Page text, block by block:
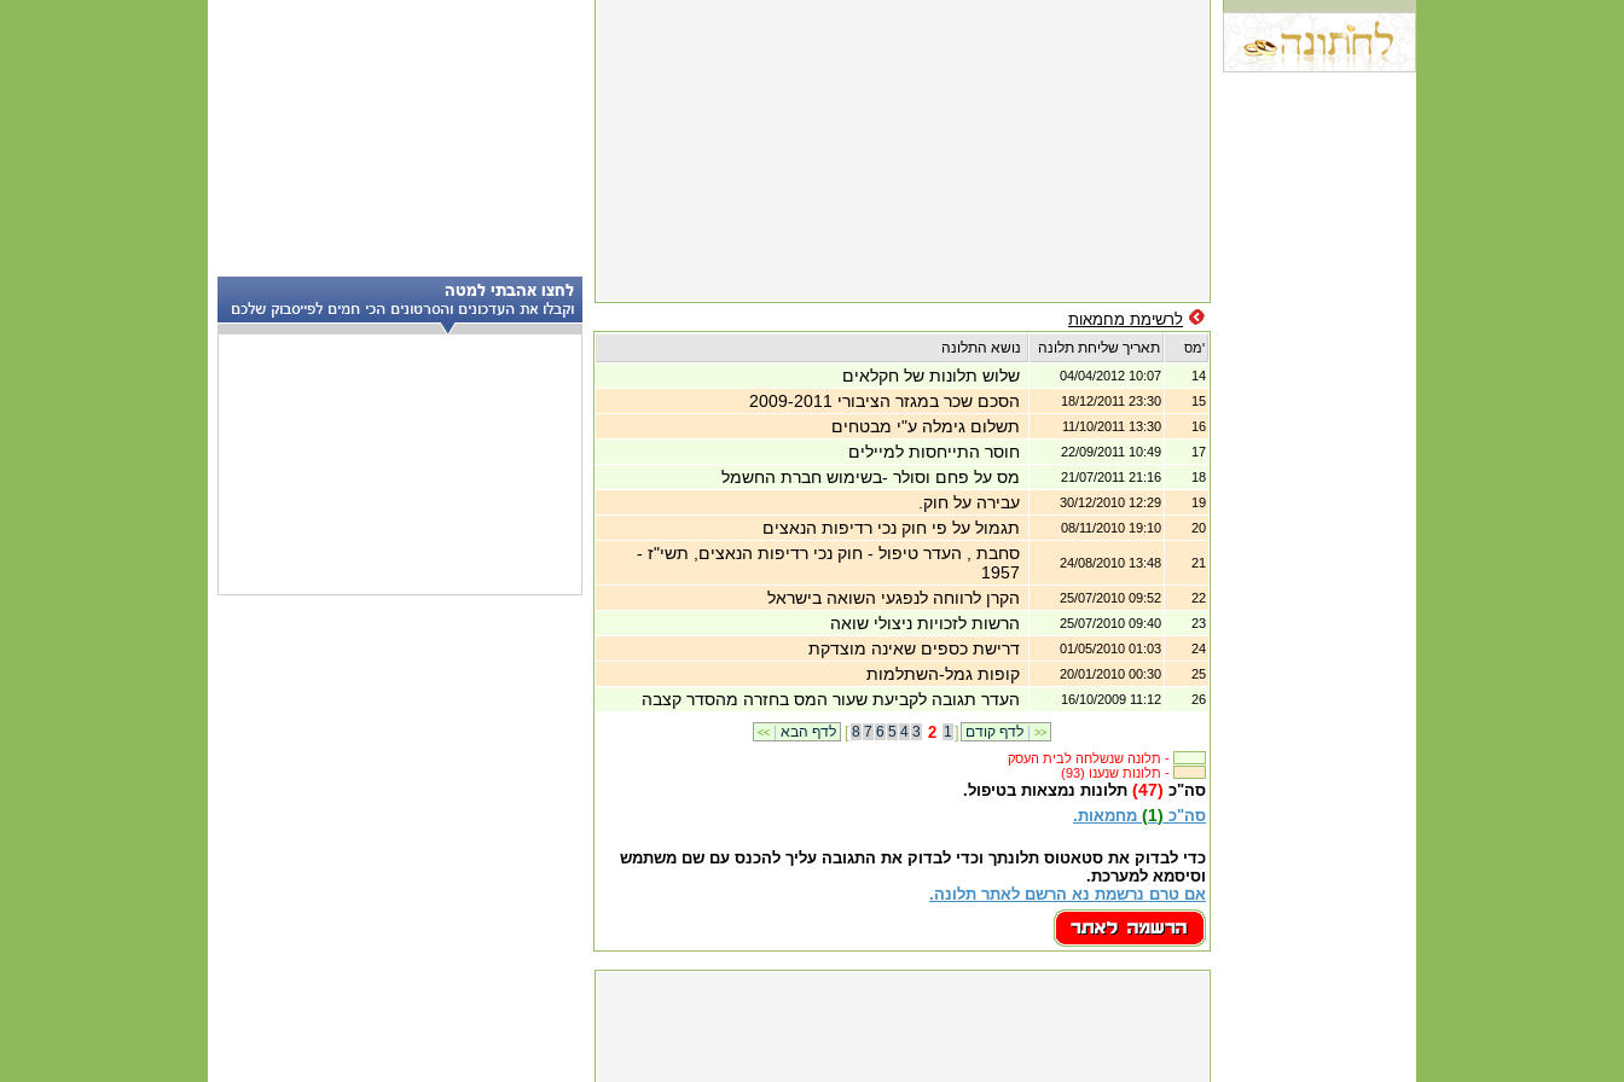
לרשימת מחמאות
תאריך שליחת תלונה מס'
שלוש תלונות של חקלאים 04/04/2012 10:07 14
הסכם שכר במגזר הציבורי 2009-2011 18/12/2011 23:30 15
תשלום גימלה ע"י מבטחים 11/10/2011 13:30 16
חוסר התייחסות למיילים 22/09/2011 10:49 17
מס על פחם וסולר -בשימוש חברת החשמל 21/07/2011 21:16 18
עבירה על חוק. 30/12/2010 12:29 19
תגמול על פי חוק נכי רדיפות הנאצים 08/11/2010 19:10 20
סחבת , העדר טיפול - חוק נכי רדיפות הנאצים, תשי"ז -
1957
24/08/2010 13:48 21
הקרן לרווחה לנפגעי השואה בישראל 25/07/2010 09:52 22
הרשות לזכויות ניצולי שואה 25/07/2010 09:40 23
דרישת כספים שאינה מוצדקת 01/05/2010 01:03 24
קופות גמל-השתלמות 20/01/2010 00:30 25
העדר תגובה לקביעת שעור המס בחזרה מהסדר קצבה 16/10/2009 11:12 26
<< [8 7 6 5 4 3 2 1 ] >>
תלונה שנשלחה לבית העסק -
(93) תלונות שנענו -
סה"כ (47)
תלונות נמצאות בטיפול.
סה"כ (1) מחמאות.
כדי לבדוק את סטאטוס תלונתך וכדי לבדוק את התגובה עליך להכנס עם שם משתמש
וסיסמא למערכת.
אם טרם נרשמת נא הרשם לאתר תלונה.